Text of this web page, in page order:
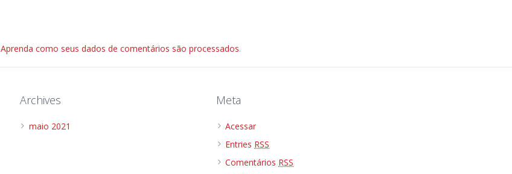
Aprenda como seus dados de comentários são processados.
Archives
maio 2021
Meta
Acessar
Entries RSS
Comentários RSS